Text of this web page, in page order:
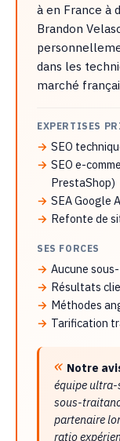
à en France à
Brandon
dans les
marché
EXPERTISES
SEO
SEO e-
PrestaShop)
SEA Google
Refonte de
SES FORCES
Aucune
Résultats
Méthodes
Tarification
Notre
équipe ultra-
sous-
partenaire
ratio